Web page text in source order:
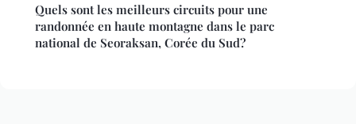
Quels sont les meilleurs circuits pour une
randonnée en haute montagne dans le parc
national de Seoraksan, Corée du Sud?